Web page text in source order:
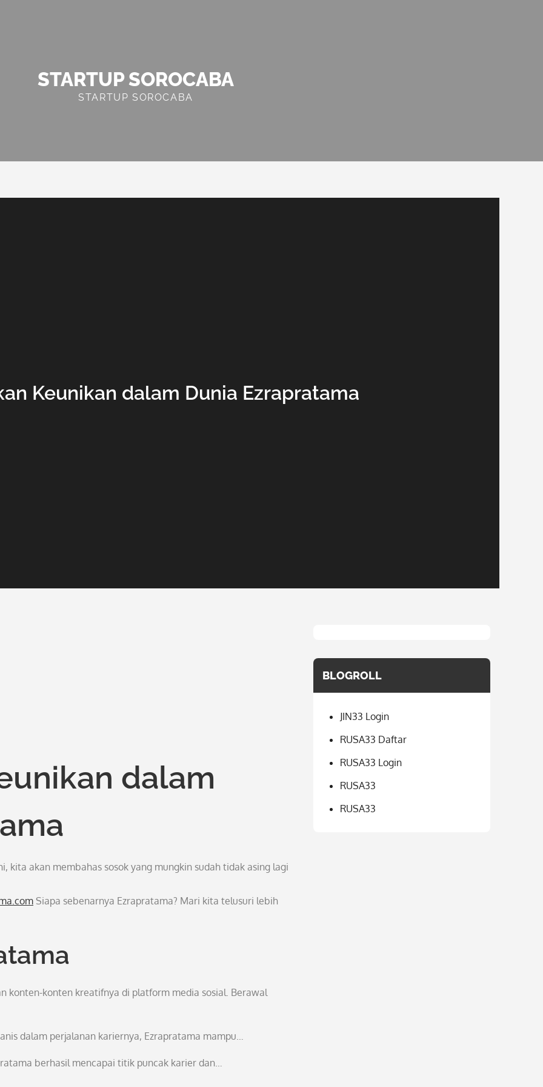
STARTUP SOROCABA
STARTUP SOROCABA
Keunikan dalam Dunia Ezrapratama
dalam
kita akan membahas sosok yang mungkin sudah tidak asing lagi
Siapa sebenarnya Ezrapratama? Mari kita telusuri lebih
konten-konten kreatifnya di platform media sosial. Berawal
dalam perjalanan kariernya, Ezrapratama mampu…
berhasil mencapai titik puncak karier dan…
BLOGROLL
JIN33 Login
RUSA33 Daftar
RUSA33 Login
RUSA33
RUSA33